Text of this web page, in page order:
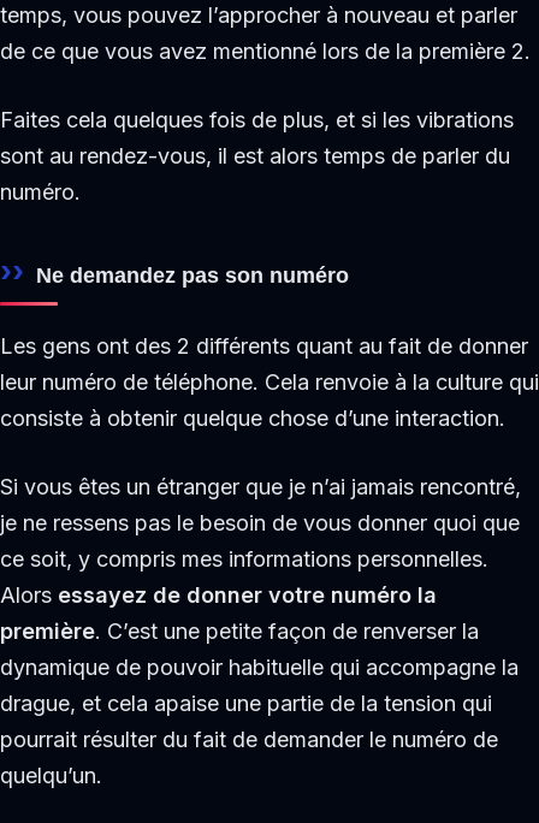
temps, vous pouvez l’approcher à nouveau et parler
de ce que vous avez mentionné lors de la première 2.
Faites cela quelques fois de plus, et si les vibrations
sont au rendez-vous, il est alors temps de parler du
numéro.
Ne demandez pas son numéro
Les gens ont des 2 différents quant au fait de donner
leur numéro de téléphone. Cela renvoie à la culture qui
consiste à obtenir quelque chose d’une interaction.
Si vous êtes un étranger que je n’ai jamais rencontré,
je ne ressens pas le besoin de vous donner quoi que
ce soit, y compris mes informations personnelles.
Alors essayez de donner votre numéro la
première. C’est une petite façon de renverser la
dynamique de pouvoir habituelle qui accompagne la
drague, et cela apaise une partie de la tension qui
pourrait résulter du fait de demander le numéro de
quelqu’un.